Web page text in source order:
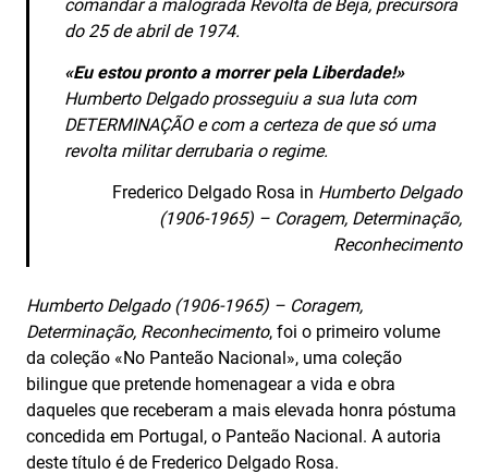
comandar a malograda Revolta de Beja, precursora
do 25 de abril de 1974.
«Eu estou pronto a morrer pela Liberdade!»
Humberto Delgado prosseguiu a sua luta com
DETERMINAÇÃO e com a certeza de que só uma
revolta militar derrubaria o regime.
Frederico Delgado Rosa in Humberto Delgado
(1906-1965) – Coragem, Determinação,
Reconhecimento
Humberto Delgado (1906-1965) – Coragem,
Determinação, Reconhecimento, foi o primeiro volume
da coleção «No Panteão Nacional», uma coleção
bilingue que pretende homenagear a vida e obra
daqueles que receberam a mais elevada honra póstuma
concedida em Portugal, o Panteão Nacional. A autoria
deste título é de Frederico Delgado Rosa.